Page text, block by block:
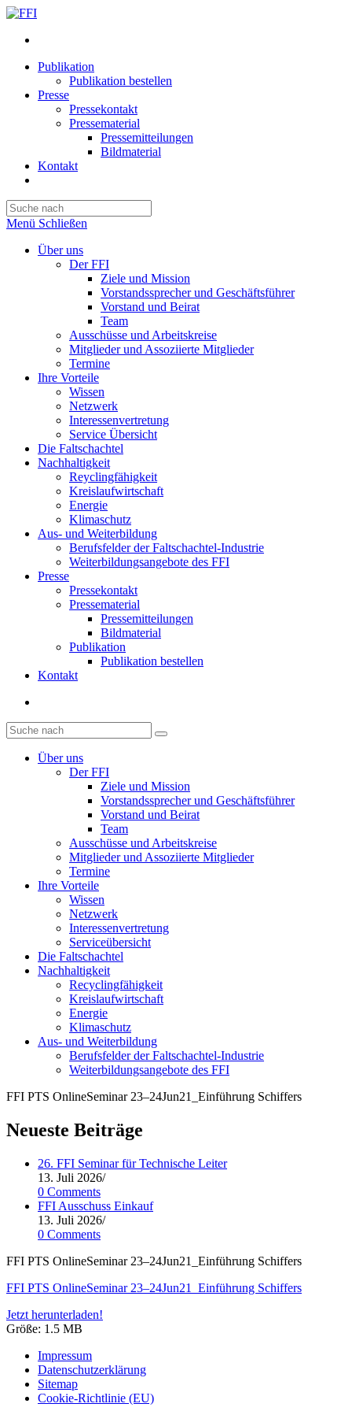
Publikation
Publikation bestellen
Presse
Pressekontakt
Pressematerial
Pressemitteilungen
Bildmaterial
Kontakt
umschalten
Escape
search
panel.
Menü Schließen
Über uns
Der FFI
Ziele und Mission
Vorstandssprecher und Geschäftsführer
Vorstand und Beirat
Team
Ausschüsse und Arbeitskreise
Mitglieder und Assoziierte Mitglieder
Termine
Ihre Vorteile
Wissen
Netzwerk
Interessenvertretung
Service Übersicht
Die Faltschachtel
Nachhaltigkeit
Reyclingfähigkeit
Kreislaufwirtschaft
Energie
Klimaschutz
Aus- und Weiterbildung
Berufsfelder der Faltschachtel-Industrie
Weiterbildungsangebote des FFI
Presse
Pressekontakt
Pressematerial
Pressemitteilungen
Bildmaterial
Publikation
Publikation bestellen
Kontakt
Diese
Website
durchsuchen
Über uns
Der FFI
Ziele und Mission
Vorstandssprecher und Geschäftsführer
Vorstand und Beirat
Team
Ausschüsse und Arbeitskreise
Mitglieder und Assoziierte Mitglieder
Termine
Ihre Vorteile
Wissen
Netzwerk
Interessenvertretung
Serviceübersicht
Die Faltschachtel
Nachhaltigkeit
Recyclingfähigkeit
Kreislaufwirtschaft
Energie
Klimaschutz
Aus- und Weiterbildung
Berufsfelder der Faltschachtel-Industrie
Weiterbildungsangebote des FFI
FFI PTS OnlineSeminar 23–24Jun21_Einführung Schiffers
Neueste Beiträge
26. FFI Seminar für Technische Leiter
13. Juli 2026/
0 Comments
FFI Ausschuss Einkauf
13. Juli 2026/
0 Comments
FFI PTS Online­Se­mi­nar 23–24Jun21_Einführung Schiffers
FFI PTS Online­Se­mi­nar 23–24Jun21_Einführung Schiffers
Jetzt herunterladen!
Grö­ße: 1.5 MB
Impressum
Datenschutzerklärung
Sitemap
Cookie-Richtlinie (EU)